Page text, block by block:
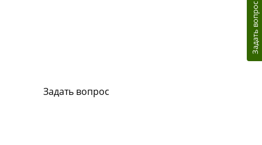
Задать вопрос
Задать вопрос